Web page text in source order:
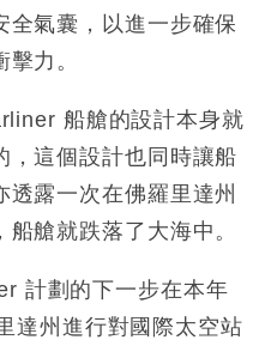
全氣囊，以進一步確保
力。
船艙的設計本身就
，這個設計也同時讓船
露一次在佛羅里達州
艙就跌落了大海中。
計劃的下一步在本年
達州進行對國際太空站